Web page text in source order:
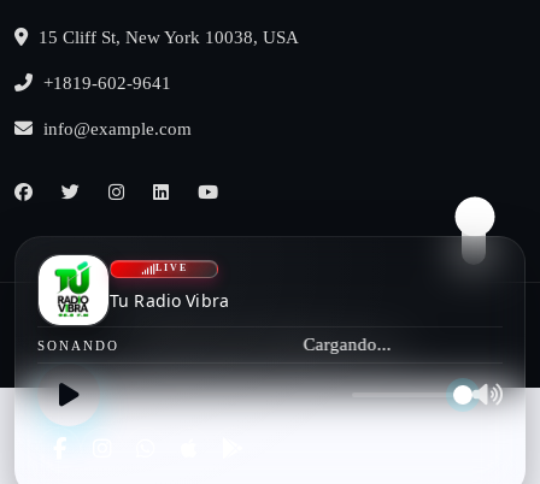
15 Cliff St, New York 10038, USA
+1819-602-9641
info@example.com
© 2022, benqu All Rights Reserved
LIVE
Tu Radio Vibra
SONANDO Cargando...